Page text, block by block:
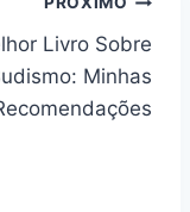
Livro Sobre
Minhas